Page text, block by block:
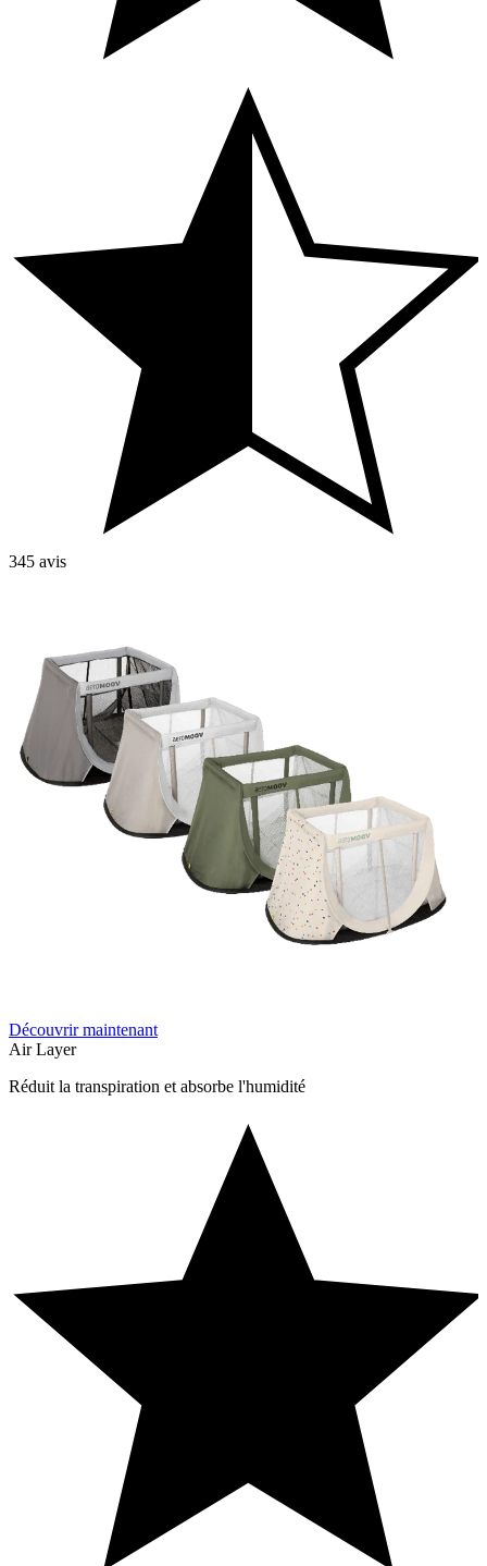
345 avis
Découvrir maintenant
Air Layer
Réduit la transpiration et absorbe l'humidité